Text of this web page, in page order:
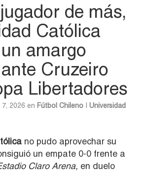
de más,
Católica
amargo
Cruzeiro
Libertadores
7, 2026 en Fútbol Chileno
Universidad
no pudo aprovechar su
un empate 0-0 frente a
Claro Arena, en duelo